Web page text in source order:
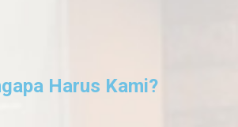
Harus Kami?